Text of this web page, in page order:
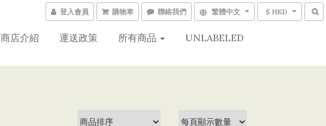
登入會員 購物車 聯絡我們 繁體中文 $ HKD
商店介紹 運送政策 所有商品 UNLABELED